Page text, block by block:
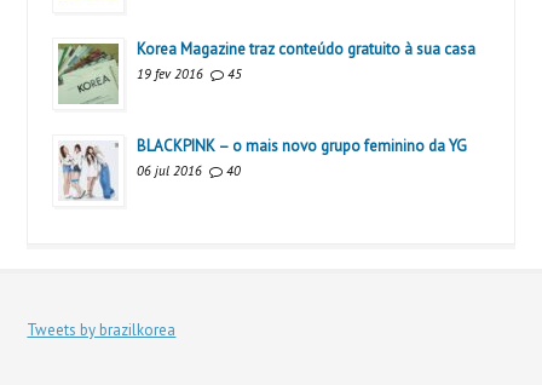
Korea Magazine traz conteúdo gratuito à sua casa
19 fev 2016 45
BLACKPINK – o mais novo grupo feminino da YG
06 jul 2016 40
Tweets by brazilkorea